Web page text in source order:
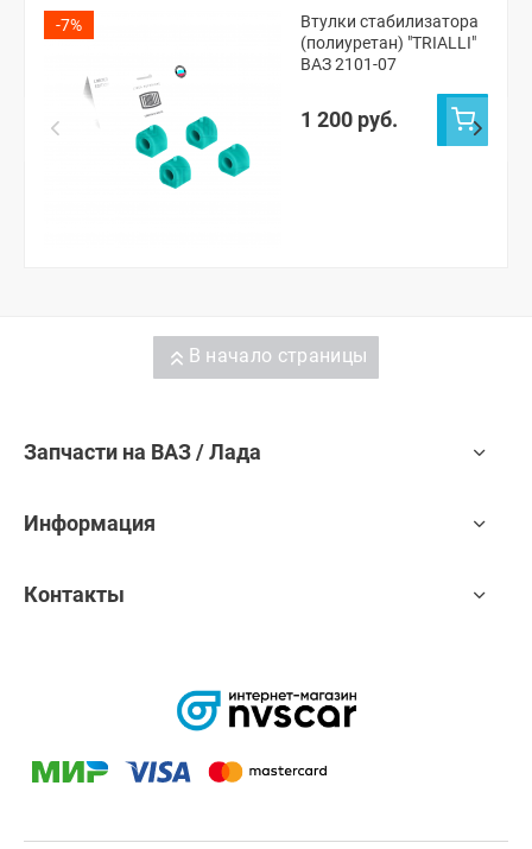
-7%
Втулки стабилизатора
(полиуретан) "TRIALLI"
ВАЗ 2101-07
1 200 руб.
В начало страницы
Запчасти на ВАЗ / Лада
Информация
Контакты